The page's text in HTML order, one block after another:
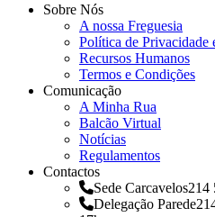
Sobre Nós
A nossa Freguesia
Política de Privacidade
Recursos Humanos
Termos e Condições
Comunicação
A Minha Rua
Balcão Virtual
Notícias
Regulamentos
Contactos
Sede Carcavelos214
Delegação Parede